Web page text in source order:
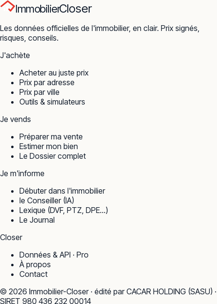
ImmobilierCloser
Les données officielles de l'immobilier, en clair. Prix signés,
risques, conseils.
J'achète
Acheter au juste prix
Prix par adresse
Prix par ville
Outils & simulateurs
Je vends
Préparer ma vente
Estimer mon bien
Le Dossier complet
Je m'informe
Débuter dans l'immobilier
le Conseiller (IA)
Lexique (DVF, PTZ, DPE…)
Le Journal
Closer
Données & API · Pro
À propos
Contact
© 2026 Immobilier-Closer · édité par CACAR HOLDING (SASU) ·
SIRET 980 436 232 00014